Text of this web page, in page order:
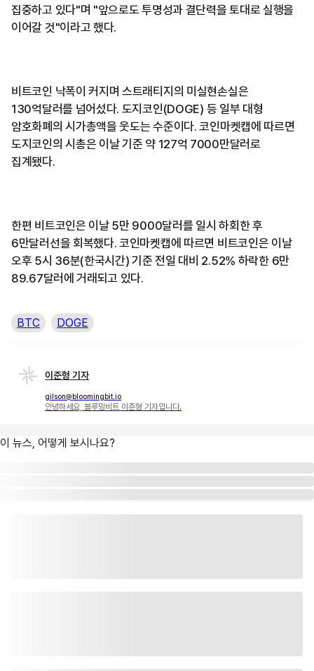
집중하고 있다"며 "앞으로도 투명성과 결단력을 토대로 실행을
이어갈 것"이라고 했다.
비트코인 낙폭이 커지며 스트래티지의 미실현손실은
130억달러를 넘어섰다. 도지코인(DOGE) 등 일부 대형
암호화폐의 시가총액을 웃도는 수준이다. 코인마켓캡에 따르면
도지코인의 시총은 이날 기준 약 127억 7000만달러로
집계됐다.
한편 비트코인은 이날 5만 9000달러를 일시 하회한 후
6만달러선을 회복했다. 코인마켓캡에 따르면 비트코인은 이날
오후 5시 36분(한국시간) 기준 전일 대비 2.52% 하락한 6만
89.67달러에 거래되고 있다.
BTC DOGE
이준형 기자
gilson@bloomingbit.io
안녕하세요, 블루밍비트 이준형 기자입니다.
이 뉴스, 어떻게 보시나요?